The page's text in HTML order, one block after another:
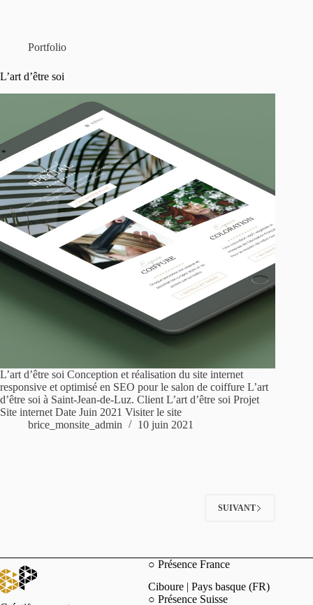
Portfolio
L’art d’être soi
L’art d’être soi Conception et réalisation du site internet
responsive et optimisé en SEO pour le salon de coiffure L’art
d’être soi à Saint-Jean-de-Luz. Client L’art d’être soi Projet
Site internet Date Juin 2021 Visiter le site
brice_monsite_admin
10 juin 2021
SUIVANT
○ Présence France
Ciboure | Pays basque (FR)
○ Présence Suisse